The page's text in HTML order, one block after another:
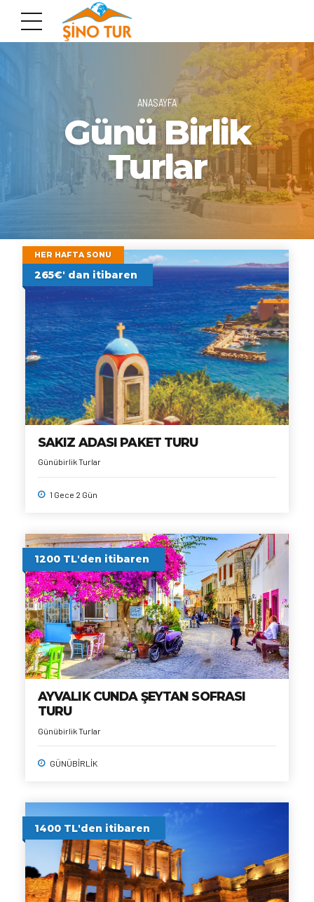
ANASAYFA
Günü Birlik
Turlar
HER HAFTA SONU
265€' dan itibaren
SAKIZ ADASI PAKET TURU
Günübirlik Turlar
1 Gece 2 Gün
1200 TL'den itibaren
AYVALIK CUNDA ŞEYTAN SOFRASI
TURU
Günübirlik Turlar
GÜNÜBİRLİK
1400 TL'den itibaren